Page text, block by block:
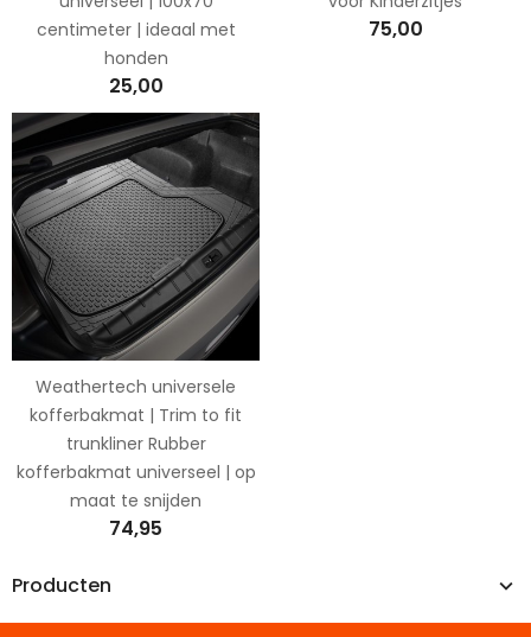
Producten
centimeter | ideaal met
honden
25,00
75,00
Weathertech universele
kofferbakmat | Trim to fit
trunkliner Rubber
kofferbakmat universeel | op
maat te snijden
74,95